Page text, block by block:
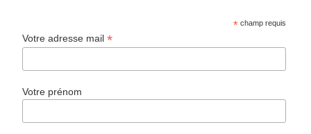
* champ requis
Votre adresse mail*
Votre prénom